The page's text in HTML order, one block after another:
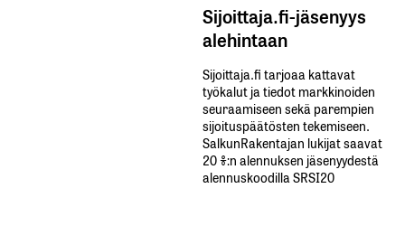
Sijoittaja.fi-jäsenyys
alehintaan
Sijoittaja.fi tarjoaa kattavat
työkalut ja tiedot markkinoiden
seuraamiseen sekä parempien
sijoituspäätösten tekemiseen.
SalkunRakentajan lukijat saavat
20 %:n alennuksen jäsenyydestä
alennuskoodilla SRSI20